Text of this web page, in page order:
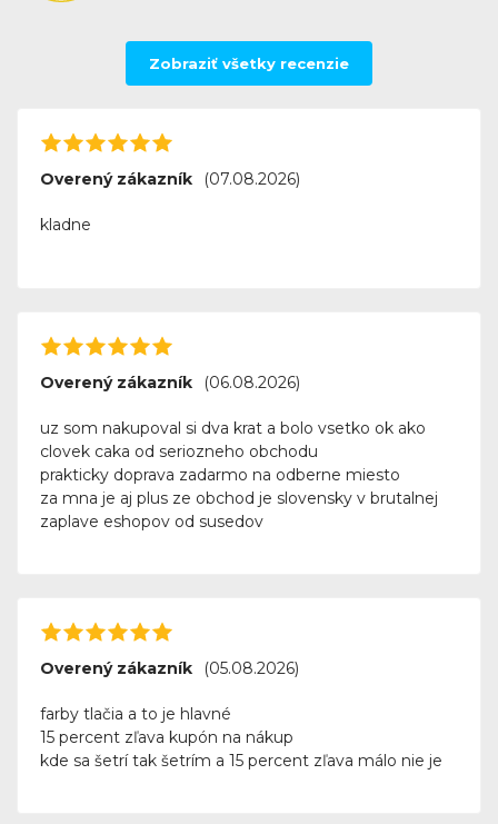
Zobraziť všetky recenzie
Overený zákazník (07.08.2026)
kladne
Overený zákazník (06.08.2026)
uz som nakupoval si dva krat a bolo vsetko ok ako
clovek caka od seriozneho obchodu
prakticky doprava zadarmo na odberne miesto
za mna je aj plus ze obchod je slovensky v brutalnej
zaplave eshopov od susedov
Overený zákazník (05.08.2026)
farby tlačia a to je hlavné
15 percent zľava kupón na nákup
kde sa šetrí tak šetrím a 15 percent zľava málo nie je